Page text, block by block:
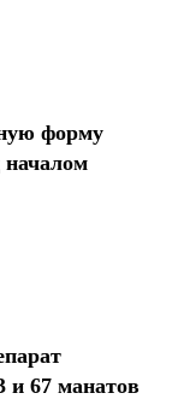
форму
началом
и 67 манатов